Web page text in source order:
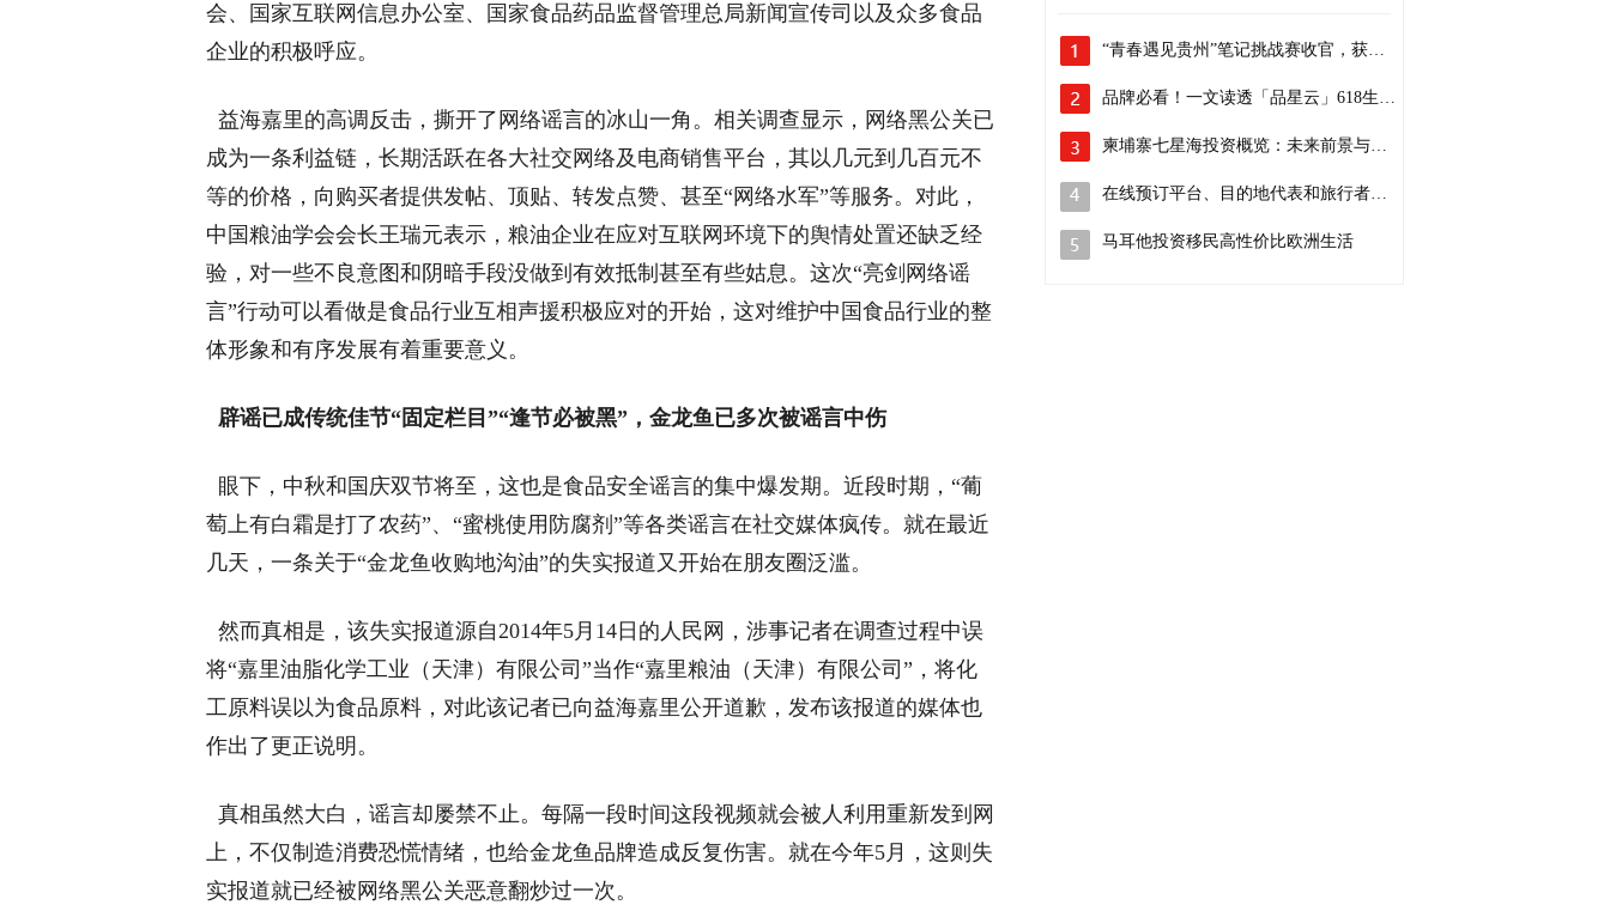
会、国家互联网信息办公室、国家食品药品监督管理总局新闻宣传司以及众多食品
企业的积极呼应。
益海嘉里的高调反击，撕开了网络谣言的冰山一角。相关调查显示，网络黑公关已
成为一条利益链，长期活跃在各大社交网络及电商销售平台，其以几元到几百元不
等的价格，向购买者提供发帖、顶贴、转发点赞、甚至“网络水军”等服务。对此，
中国粮油学会会长王瑞元表示，粮油企业在应对互联网环境下的舆情处置还缺乏经
验，对一些不良意图和阴暗手段没做到有效抵制甚至有些姑息。这次“亮剑网络谣
言”行动可以看做是食品行业互相声援积极应对的开始，这对维护中国食品行业的整
体形象和有序发展有着重要意义。
辟谣已成传统佳节“固定栏目”“逢节必被黑”，金龙鱼已多次被谣言中伤
眼下，中秋和国庆双节将至，这也是食品安全谣言的集中爆发期。近段时期，“葡
萄上有白霜是打了农药”、“蜜桃使用防腐剂”等各类谣言在社交媒体疯传。就在最近
几天，一条关于“金龙鱼收购地沟油”的失实报道又开始在朋友圈泛滥。
然而真相是，该失实报道源自2014年5月14日的人民网，涉事记者在调查过程中误
将“嘉里油脂化学工业（天津）有限公司”当作“嘉里粮油（天津）有限公司”，将化
工原料误以为食品原料，对此该记者已向益海嘉里公开道歉，发布该报道的媒体也
作出了更正说明。
真相虽然大白，谣言却屡禁不止。每隔一段时间这段视频就会被人利用重新发到网
上，不仅制造消费恐慌情绪，也给金龙鱼品牌造成反复伤害。就在今年5月，这则失
实报道就已经被网络黑公关恶意翻炒过一次。
“青春遇见贵州”笔记挑战赛收官，获奖名单公布！
品牌必看！一文读透「品星云」618生意爆发秘籍
柬埔寨七星海投资概览：未来前景与机遇
在线预订平台、目的地代表和旅行者告诉你
马耳他投资移民高性价比欧洲生活